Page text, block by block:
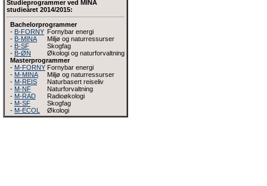
Studieprogrammer ved MINA
studieåret 2014/2015:
Bachelorprogrammer
- B-FORNY Fornybar energi
- B-MINA
Miljø og naturressurser
- B-SF
Skogfag
- B-ØN
Økologi og naturforvaltning
Masterprogrammer
- M-FORNY Fornybar energi
- M-MINA
Miljø og naturressurser
- M-REIS
Naturbasert reiseliv
- M-NF
Naturforvaltning
- M-RAD
Radioøkologi
- M-SF
Skogfag
- M-ECOL Økologi